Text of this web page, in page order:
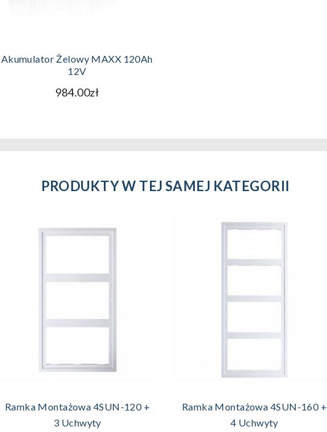
Akumulator Żelowy MAXX 120Ah
12V
984.00zł
PRODUKTY W TEJ SAMEJ KATEGORII
Ramka Montażowa 4SUN-120 +
3 Uchwyty
Ramka Montażowa 4SUN-160 +
4 Uchwyty